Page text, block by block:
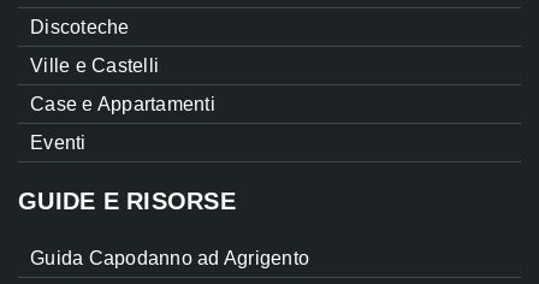
Discoteche
Ville e Castelli
Case e Appartamenti
Eventi
GUIDE E RISORSE
Guida Capodanno ad Agrigento